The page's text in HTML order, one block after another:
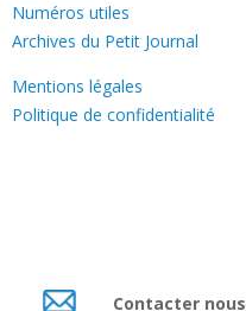
Numéros utiles
Archives du Petit Journal
Mentions légales
Politique de confidentialité
Contacter nous